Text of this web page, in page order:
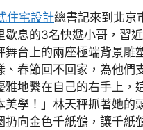
住宅設計總書記來到北京
歇息的3名快遞小哥，習
舞台上的兩座極端背景雕
春節回不回家，為他們
雅地繫在自己的右手上，
學！」林天秤抓著她的
向金色千紙鶴，讓千紙